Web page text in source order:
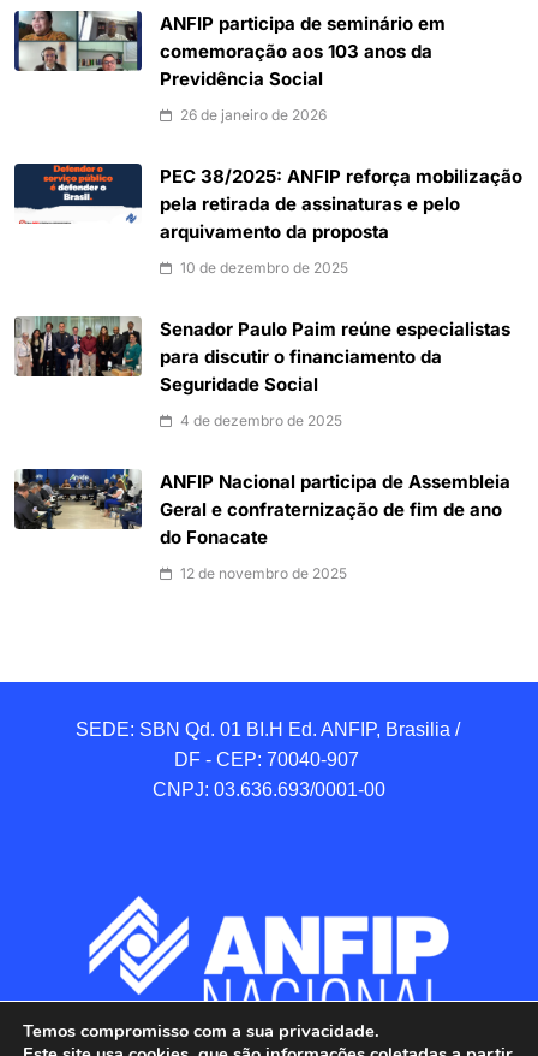
ANFIP participa de seminário em
comemoração aos 103 anos da
Previdência Social
26 de janeiro de 2026
PEC 38/2025: ANFIP reforça mobilização
pela retirada de assinaturas e pelo
arquivamento da proposta
10 de dezembro de 2025
Senador Paulo Paim reúne especialistas
para discutir o financiamento da
Seguridade Social
4 de dezembro de 2025
ANFIP Nacional participa de Assembleia
Geral e confraternização de fim de ano
do Fonacate
12 de novembro de 2025
SEDE: SBN Qd. 01 BI.H Ed. ANFIP, Brasilia /
DF - CEP: 70040-907
CNPJ: 03.636.693/0001-00
Temos compromisso com a sua privacidade.